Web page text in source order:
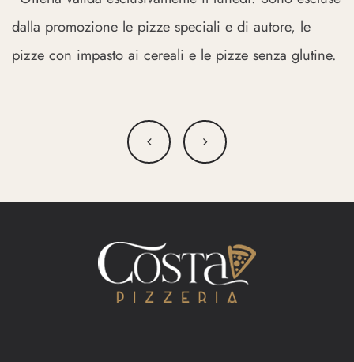
dalla promozione le pizze speciali e di autore, le
pizze con impasto ai cereali e le pizze senza glutine.